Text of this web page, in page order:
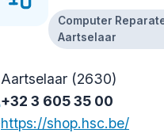
Computer
Aartselaar
Aartselaar (2630)
+32 3 605 35 00
https://shop.hsc.be/